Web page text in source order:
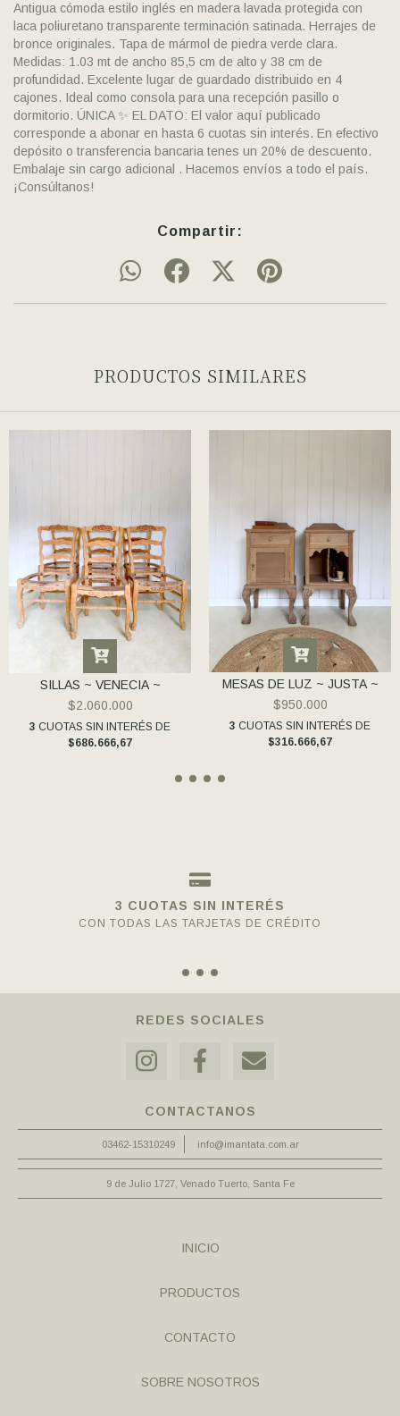
Antigua cómoda estilo inglés en madera lavada protegida con
laca poliuretano transparente terminación satinada. Herrajes de
bronce originales. Tapa de mármol de piedra verde clara.
Medidas: 1.03 mt de ancho 85,5 cm de alto y 38 cm de
profundidad. Excelente lugar de guardado distribuido en 4
cajones. Ideal como consola para una recepción pasillo o
dormitorio. ÚNICA ✨ EL DATO: El valor aquí publicado
corresponde a abonar en hasta 6 cuotas sin interés. En efectivo
depósito o transferencia bancaria tenes un 20% de descuento.
Embalaje sin cargo adicional . Hacemos envíos a todo el país.
¡Consúltanos!
Compartir:
PRODUCTOS SIMILARES
SILLAS ~ VENECIA ~
$2.060.000
3 CUOTAS SIN INTERÉS DE
$686.666,67
MESAS DE LUZ ~ JUSTA ~
$950.000
3 CUOTAS SIN INTERÉS DE
$316.666,67
3 CUOTAS SIN INTERÉS
CON TODAS LAS TARJETAS DE CRÉDITO
REDES SOCIALES
CONTACTANOS
03462-15310249 info@imantata.com.ar
9 de Julio 1727, Venado Tuerto, Santa Fe
INICIO
PRODUCTOS
CONTACTO
SOBRE NOSOTROS